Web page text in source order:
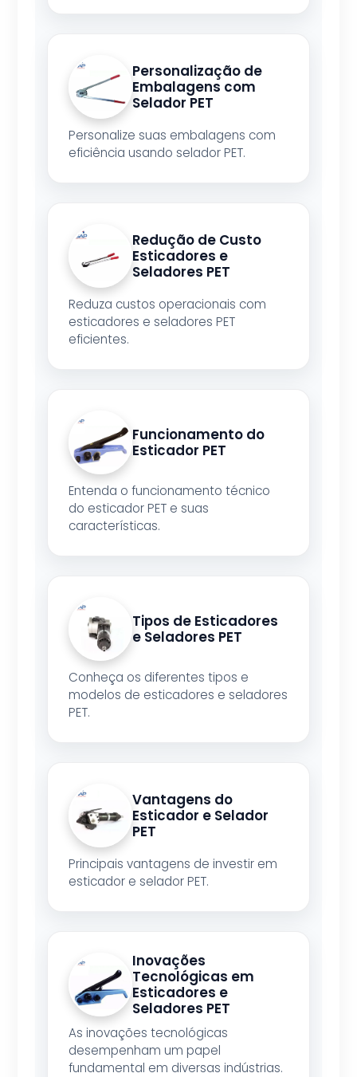
Personalização de
Embalagens com
Selador PET
Personalize suas embalagens com
eficiência usando selador PET.
Redução de Custo
Esticadores e
Seladores PET
Reduza custos operacionais com
esticadores e seladores PET
eficientes.
Funcionamento do
Esticador PET
Entenda o funcionamento técnico
do esticador PET e suas
características.
Tipos de Esticadores
e Seladores PET
Conheça os diferentes tipos e
modelos de esticadores e seladores
PET.
Vantagens do
Esticador e Selador
PET
Principais vantagens de investir em
esticador e selador PET.
Inovações
Tecnológicas em
Esticadores e
Seladores PET
As inovações tecnológicas
desempenham um papel
fundamental em diversas indústrias.